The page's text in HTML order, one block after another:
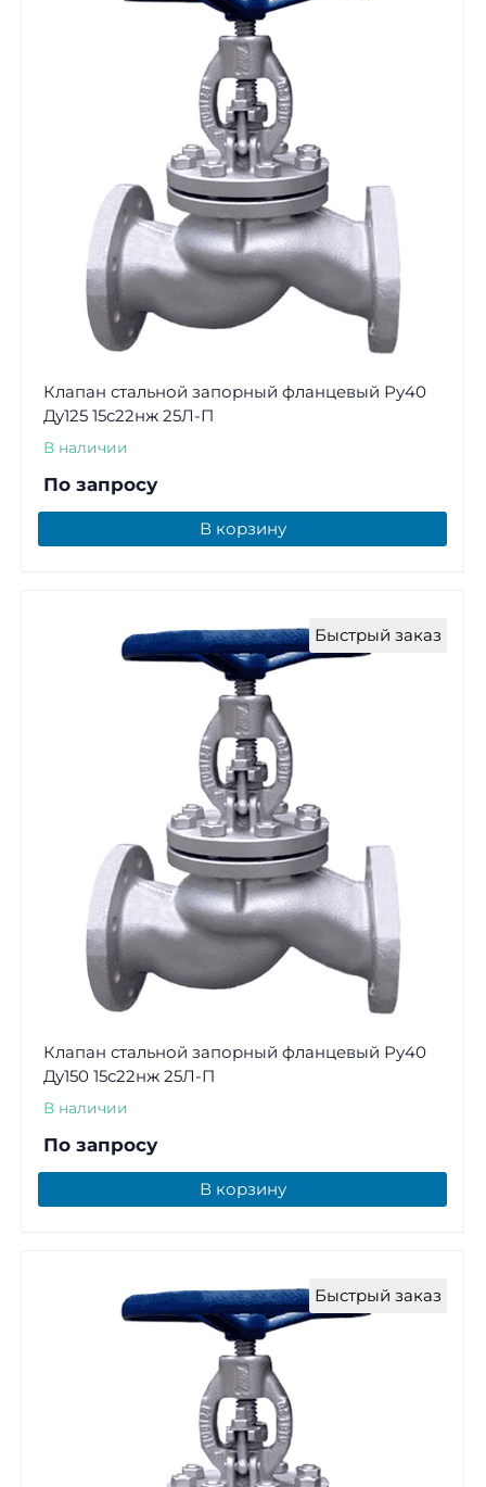
Клапан стальной запорный фланцевый Ру40
Ду125 15с22нж 25Л-П
В наличии
По запросу
В корзину
Быстрый заказ
Клапан стальной запорный фланцевый Ру40
Ду150 15с22нж 25Л-П
В наличии
По запросу
В корзину
Быстрый заказ